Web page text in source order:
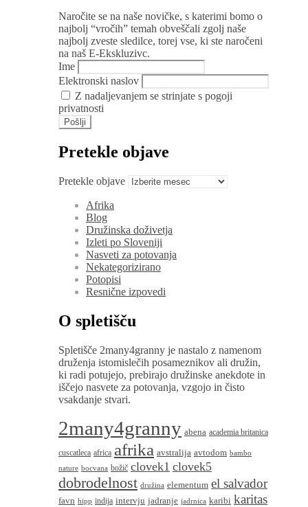
Naročite se na naše novičke, s katerimi bomo o
najbolj “vročih” temah obveščali zgolj naše
najbolj zveste sledilce, torej vse, ki ste naročeni
na naš E-Ekskluzivc.
Ime
Elektronski naslov
Z nadaljevanjem se strinjate s pogoji
privatnosti
Pretekle objave
Pretekle objave
Afrika
Blog
Družinska doživetja
Izleti po Sloveniji
Nasveti za potovanja
Nekategorizirano
Potopisi
Resnične izpovedi
O spletišču
Spletišče 2many4granny je nastalo z namenom
druženja istomislečih posameznikov ali družin,
ki radi potujejo, prebirajo družinske anekdote in
iščejo nasvete za potovanja, vzgojo in čisto
vsakdanje stvari.
2many4granny abena academia britanica
cuscatleca africa afrika avstralija avtodom bambo
nature bocvana božič clovek1 clovek5
dobrodelnost družina elementum el salvador
favn hipp indija intervju jadranje jadrnica karibi karitas